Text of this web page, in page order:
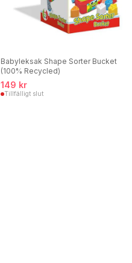
Babyleksak Shape Sorter Bucket
(100% Recycled)
149 kr
Tillfälligt slut